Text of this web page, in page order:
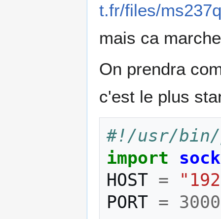
t.fr/files/
mais ca
On prendra
c'est le plus
#!/usr/bin/
import
HOST =
PORT = 3000